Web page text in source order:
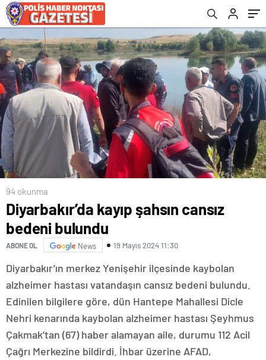
94 okunma
Diyarbakır’da kayıp şahsın cansız
bedeni bulundu
ABONE OL News 19 Mayıs 2024 11:30
Diyarbakır’ın merkez Yenişehir ilçesinde kaybolan
alzheimer hastası vatandaşın cansız bedeni bulundu.
Edinilen bilgilere göre, dün Hantepe Mahallesi Dicle
Nehri kenarında kaybolan alzheimer hastası Şeyhmus
Çakmak’tan (67) haber alamayan aile, durumu 112 Acil
Çağrı Merkezine bildirdi. İhbar üzerine AFAD,